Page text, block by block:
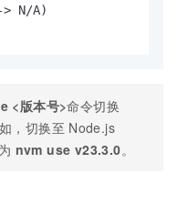
N/A)
<版本号>命令切换
，切换至 Node.js
nvm use v23.3.0。